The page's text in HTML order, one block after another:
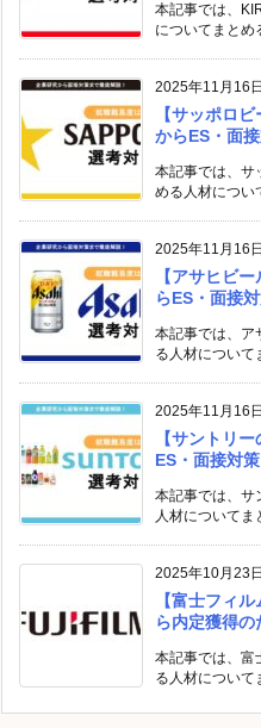
本記事では、
についてまとめ
2025年11月16日
【サッポロ
からES・面
本記事では、サ
める人材につい
2025年11月16日
【アサヒビ
らES・面接
本記事では、ア
る人材について
2025年11月16日
【サントリ
ES・面接対
本記事では、サ
人材についてま
2025年10月23日
【富士フィ
ら内定獲得の
本記事では、富
る人材について